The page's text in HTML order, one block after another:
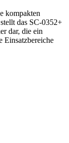
kompakten
stellt das SC-0352+
dar, die ein
Einsatzbereiche